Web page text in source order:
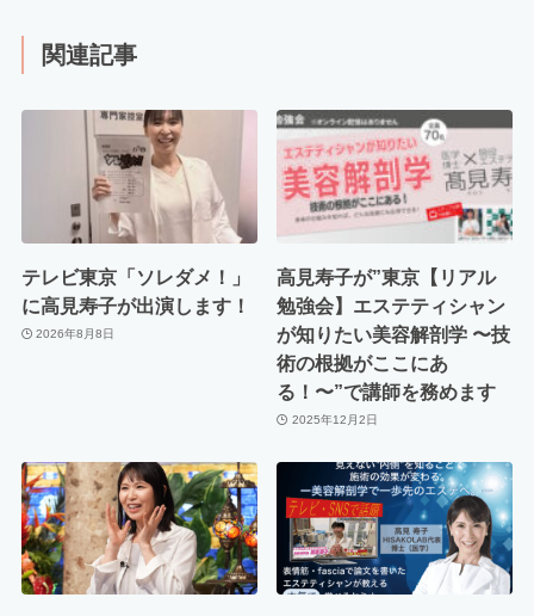
関連記事
テレビ東京「ソレダメ！」
に高見寿子が出演します！
2026年8月8日
高見寿子が”東京【リアル
勉強会】エステティシャン
が知りたい美容解剖学 〜技
術の根拠がここにあ
る！〜”で講師を務めます
2025年12月2日